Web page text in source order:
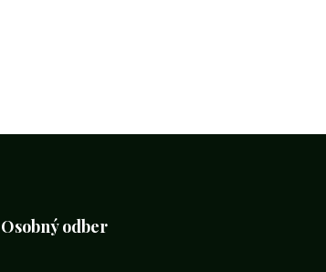
Osobný odber